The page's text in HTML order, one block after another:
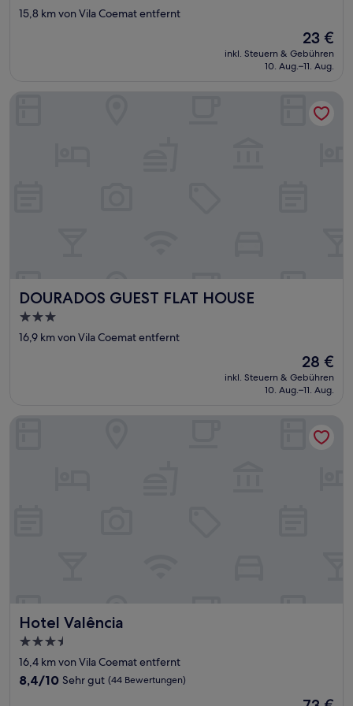
Sterne-
15,8 km von Vila Coemat entfernt
Der
Preis
beträgt
23 €
inkl. Steuern & Gebühren
10. Aug.–11. Aug.
DOURADOS GUEST FLAT HOUSE
DOURADOS GUEST FLAT HOUSE
3.0-
Sterne-
16,9 km von Vila Coemat entfernt
Der
Preis
beträgt
28 €
inkl. Steuern & Gebühren
10. Aug.–11. Aug.
DOURADOS GUEST FLAT HOUSE
Hotel Valência
Hotel Valência
3.5-
Sterne-
Unterkunft
16,4 km von Vila Coemat entfernt
8.4
8,4/10 Sehr gut (44 Bewertungen)
Der